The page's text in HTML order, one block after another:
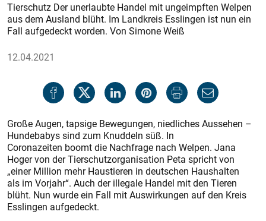
Tierschutz Der unerlaubte Handel mit ungeimpften Welpen
aus dem Ausland blüht. Im Landkreis Esslingen ist nun ein
Fall aufgedeckt worden. Von Simone Weiß
12.04.2021
Große Augen, tapsige Bewegungen, niedliches Aussehen –
Hundebabys sind zum Knuddeln süß. In
Coronazeiten boomt die Nachfrage nach Welpen. Jana
Hoger von der Tierschutzorganisation Peta spricht von
„einer Million mehr Haustieren in deutschen Haushalten
als im Vorjahr“. Auch der illegale Handel mit den Tieren
blüht. Nun wurde ein Fall mit Auswirkungen auf den Kreis
Esslingen aufgedeckt.